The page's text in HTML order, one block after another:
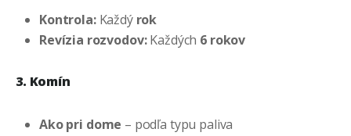
Kontrola:Každý rok
Revízia rozvodov:Každých 6 rokov
3. Komín
Ako pri dome – podľa typu paliva